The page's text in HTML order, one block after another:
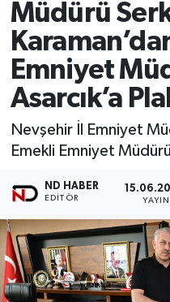
Müdürü
Emniyet
Asarcık’a
Nevşehir İl Emniyet
Emekli Emniyet
ND HABER
EDITÖR